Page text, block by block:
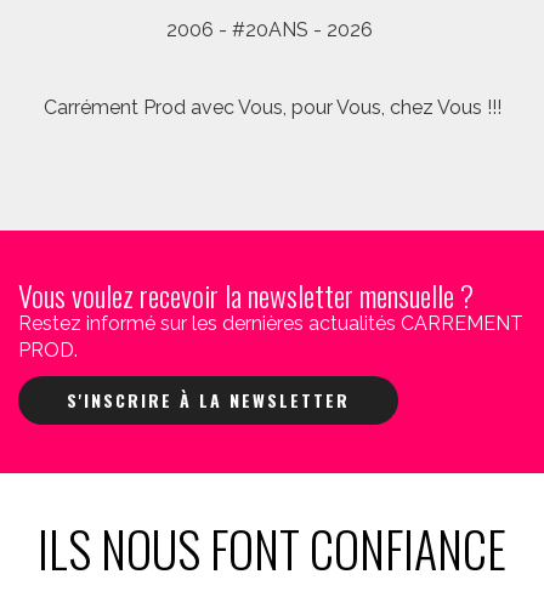
2006 - #20ANS - 2026
Carrément Prod avec Vous, pour Vous, chez Vous !!!
Vous voulez recevoir la newsletter mensuelle ?
Restez informé sur les dernières actualités CARREMENT
PROD.
S'INSCRIRE À LA NEWSLETTER
ILS NOUS FONT CONFIANCE